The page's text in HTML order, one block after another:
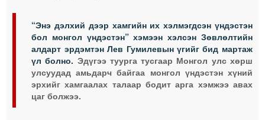
“Энэ дэлхий дээр хамгийн их хэлмэгдсэн үндэстэн
бол монгол үндэстэн” хэмээн хэлсэн Зөвлөлтийн
алдарт эрдэмтэн Лев Гумилевын үгийг бид мартаж
үл болно. Эдүгээ туурга тусгаар Монгол улс хөрш
улсуудад амьдарч байгаа монгол үндэстэн хүний
эрхийг хамгаалах талаар бодит арга хэмжээ авах
цаг болжээ.